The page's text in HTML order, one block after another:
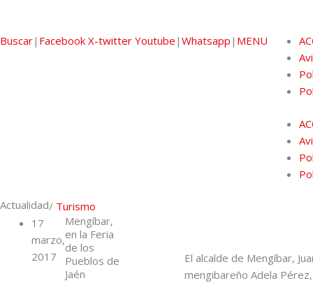
Buscar| Facebook X-twitter Youtube | Whatsapp | MENU
Actualidad/ Turismo
17
marzo,
2017
Mengíbar,
en la Feria
de los
Pueblos de
Jaén
El alcalde de Mengíbar,
mengibareño Adela